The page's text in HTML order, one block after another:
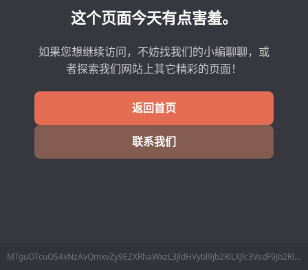
这个页面今天有点害羞。
如果您想继续访问，不妨找我们的小编聊聊，或
者探索我们网站上其它精彩的页面！
返回首页
联系我们
MTguOTcuOS4xNzAvQmxvZy9EZXRhaWxzL3JldHVybl9jb2RlLXJlc3VsdF9jb2RlLXRyYWRlX3N0YXRl